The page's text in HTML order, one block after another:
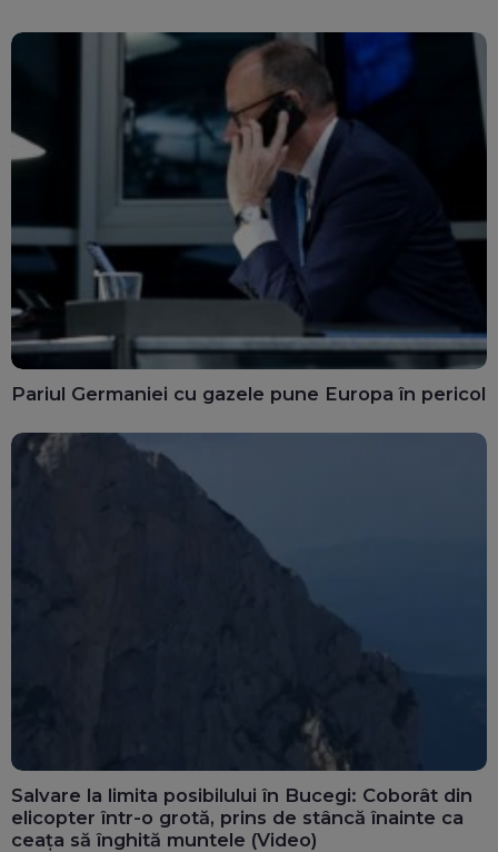
Pariul Germaniei cu gazele pune Europa în pericol
Salvare la limita posibilului în Bucegi: Coborât din
elicopter într-o grotă, prins de stâncă înainte ca
ceața să înghită muntele (Video)